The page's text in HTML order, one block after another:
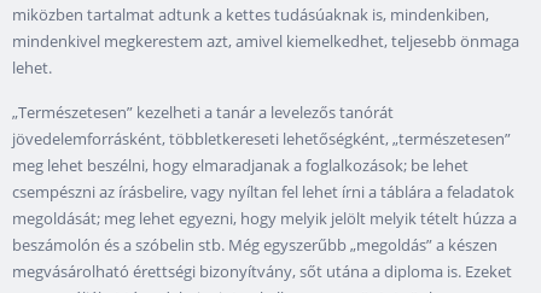
miközben tartalmat adtunk a kettes tudásúaknak is, mindenkiben,
mindenkivel megkerestem azt, amivel kiemelkedhet, teljesebb önmaga
lehet.
„Természetesen” kezelheti a tanár a levelezős tanórát
jövedelemforrásként, többletkereseti lehetőségként, „természetesen”
meg lehet beszélni, hogy elmaradjanak a foglalkozások; be lehet
csempészni az írásbelire, vagy nyíltan fel lehet írni a táblára a feladatok
megoldását; meg lehet egyezni, hogy melyik jelölt melyik tételt húzza a
beszámolón és a szóbelin stb. Még egyszerűbb „megoldás” a készen
megvásárolható érettségi bizonyítvány, sőt utána a diploma is. Ezeket